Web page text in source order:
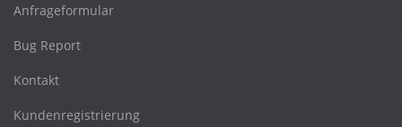
Anfrageformular
Bug Report
Kontakt
Kundenregistrierung